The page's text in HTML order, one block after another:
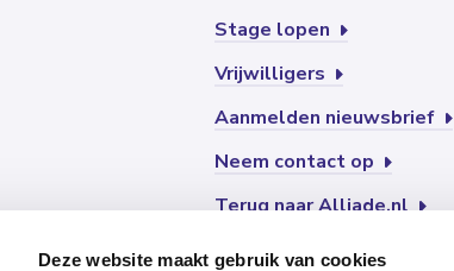
Deze website maakt gebruik van cookies
Stage lopen
Vrijwilligers
Aanmelden nieuwsbrief
Neem contact op
Terug naar Alliade.nl